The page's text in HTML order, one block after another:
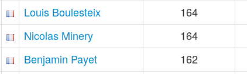
Louis Boulesteix
164
Nicolas Minery
164
Benjamin Payet
162